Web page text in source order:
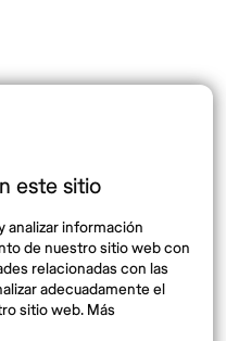
este sitio
analizar información
de nuestro sitio web con
relacionadas con las
adecuadamente el
sitio web. Más
Destinos